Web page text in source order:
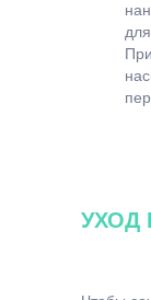
Затем
УХОД